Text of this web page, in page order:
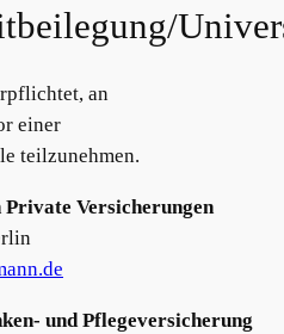
an
einer
teilzunehmen.
Private Versicherungen
und Pflegeversicherung